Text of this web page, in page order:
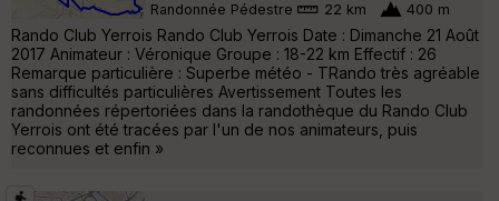
Randonnée Pédestre 22 km 400 m
Rando Club Yerrois Rando Club Yerrois Date : Dimanche 21 Août
2017 Animateur : Véronique Groupe : 18-22 km Effectif : 26
Remarque particulière : Superbe météo - TRando très agréable
sans difficultés particulières Avertissement Toutes les
randonnées répertoriées dans la randothèque du Rando Club
Yerrois ont été tracées par l'un de nos animateurs, puis
reconnues et enfin »